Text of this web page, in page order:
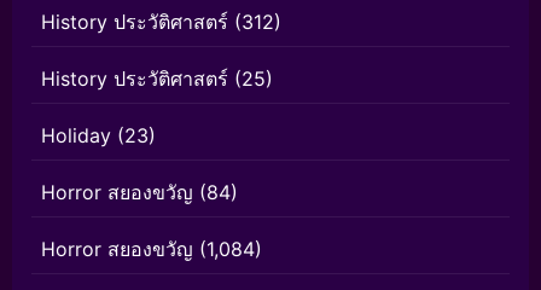
History ประวัติศาสตร์ (312)
History ประวัติศาสตร์ (25)
Holiday (23)
Horror สยองขวัญ (84)
Horror สยองขวัญ (1,084)